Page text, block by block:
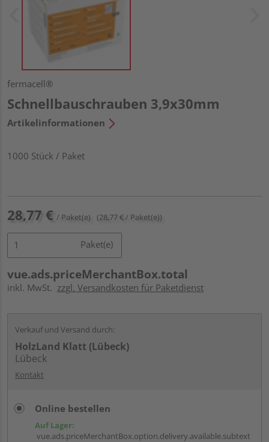
fermacell®
Schnellbauschrauben 3,9x30mm
Artikelinformationen
1000 Stück / Paket
28,77 € / Paket(e) (28,77 € / Paket(e))
Paket(e)
vue.ads.priceMerchantBox.total
inkl. MwSt. zzgl. Versandkosten für Paketdienst
Verkauf und Versand durch:
HolzLand Klatt (Lübeck)
Lübeck
Kontakt
Online bestellen
Auf Lager:
vue.ads.priceMerchantBox.option.delivery.available.subtext